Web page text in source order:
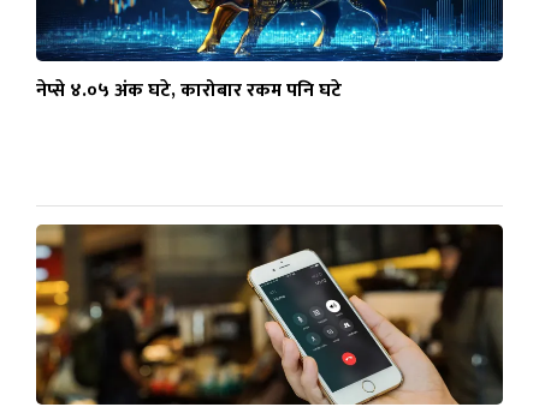
नेप्से ४.०५ अंक घटे, कारोबार रकम पनि घटे